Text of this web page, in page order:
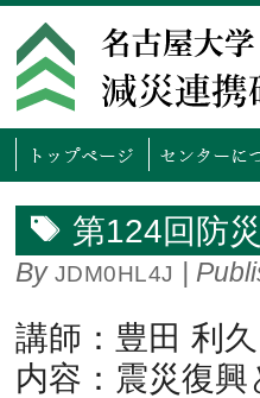
第124回防
By JDM0HL4J |
講師：豊田 利
内容：震災復興